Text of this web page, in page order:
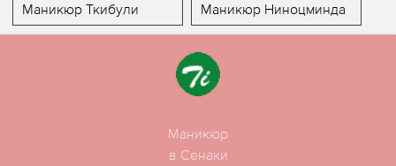
Маникюр Ткибули Маникюр Ниноцминда
Маникюр
в Сенаки